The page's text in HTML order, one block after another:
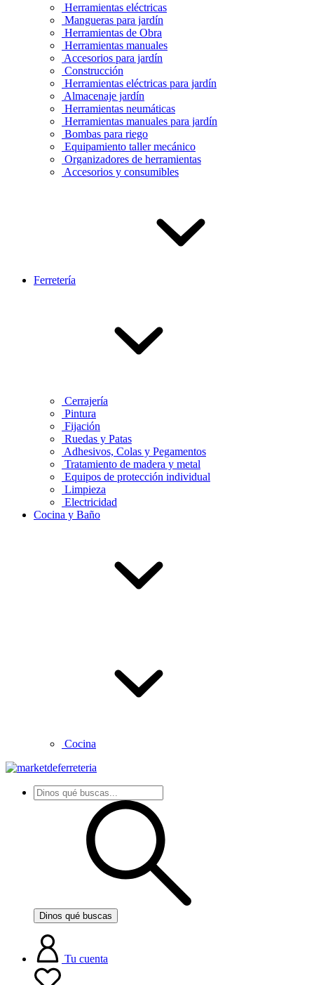
Herramientas eléctricas
Mangueras para jardín
Herramientas de Obra
Herramientas manuales
Accesorios para jardín
Construcción
Herramientas eléctricas para jardín
Almacenaje jardín
Herramientas neumáticas
Herramientas manuales para jardín
Bombas para riego
Equipamiento taller mecánico
Organizadores de herramientas
Accesorios y consumibles
Ferretería
Cerrajería
Pintura
Fijación
Ruedas y Patas
Adhesivos, Colas y Pegamentos
Tratamiento de madera y metal
Equipos de protección individual
Limpieza
Electricidad
Cocina y Baño
Cocina
Dinos qué buscas
Tu cuenta